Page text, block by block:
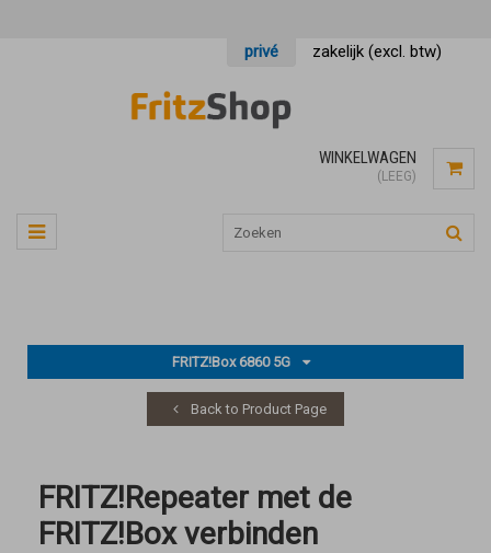
privé zakelijk (excl. btw)
WINKELWAGEN
(LEEG)
FRITZ!Box 6860 5G
Back to Product Page
FRITZ!Repeater met de
FRITZ!Box verbinden